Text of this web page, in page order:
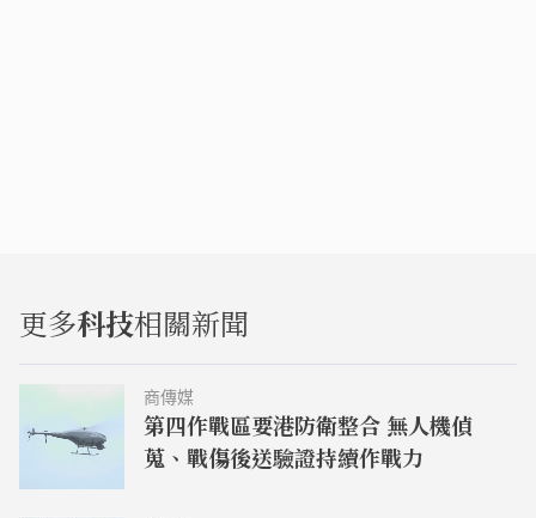
更多科技相關新聞
商傳媒
第四作戰區要港防衛整合 無人機偵
蒐、戰傷後送驗證持續作戰力